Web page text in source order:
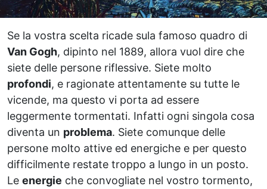
Se la vostra scelta ricade sula famoso quadro di
Van Gogh, dipinto nel 1889, allora vuol dire che
siete delle persone riflessive. Siete molto
profondi, e ragionate attentamente su tutte le
vicende, ma questo vi porta ad essere
leggermente tormentati. Infatti ogni singola cosa
diventa un problema. Siete comunque delle
persone molto attive ed energiche e per questo
difficilmente restate troppo a lungo in un posto.
Le energie che convogliate nel vostro tormento,